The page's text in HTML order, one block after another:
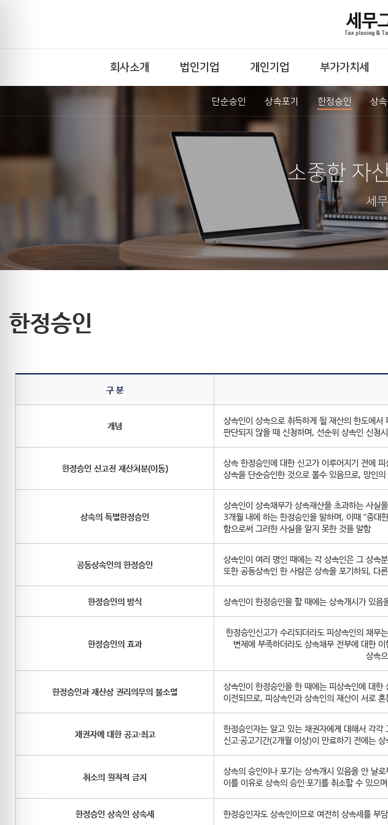
회사소개 법인기업 개인기업 부가가치세
단순승인 상속포기 한정승인 상
소중한 자
세
한정승인
구 분
개념
상속인이 상속으로 취득하게 될 재산의 한도에
판단되지 않을 때 신청하며, 선순위 상속인 신청
한정승인 신고전 재산처분(이동)
상속 한정승인에 대한 신고가 이루어지기 전에
상속을 단순승인한 것으로 볼수 있음므로, 망인
상속의 특별한정승인
상속인이 상속채무가 상속재산을 초과하는 사실
3개월 내에 하는 한정승인을 말하며, 이때 “중대
함으로써 그러한 사실을 알지 못한 것을 말함
공동상속인의 한정승인
상속인이 여러 명인 때에는 각 상속인은 그 상속
또한 공동상속인 한 사람은 상속을 포기하되, 다
한정승인의 방식 상속인이 한정승인을 할 때에는 상속개시가 있
한정승인의 효과
한정승인신고가 수리되더라도 피상속인의 채무
변제에 부족하더라도 상속채무 전부에 대한
상속
한정승인과 재산상 권리의무의 불소멸
상속인이 한정승인을 한 때에는 피상속인에 대
이전되므로, 피상속인과 상속인의 재산이 서로
채권자에 대한 공고·최고
한정승인자는 알고 있는 채권자에게 대해서 각
신고·공고기간(2개월 이상)이 만료하기 전에는
취소의 원칙적 금지
상속의 승인이나 포기는 상속개시 있음을 안 날
이를 이유로 상속의 승인·포기를 취소할 수 있
한정승인 상속인 상속세 한정승인자도 상속인이므로 여전히 상속세를 부